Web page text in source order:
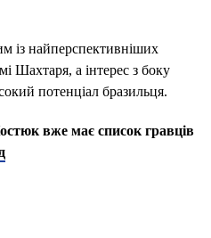
із найперспективніших
Шахтаря, а інтерес з боку
потенціал бразильця.
вже має список гравців